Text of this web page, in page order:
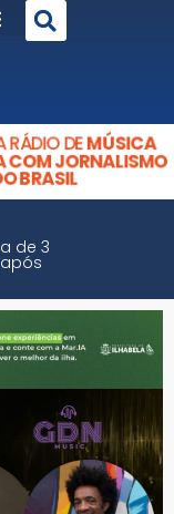
RÁDIO DEMÚSICA
COM JORNALISMO
BRASIL
de 3